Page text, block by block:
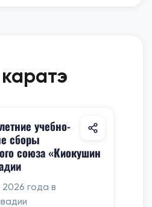
учебно-
сборы
союза «Киокушин
2026 года в